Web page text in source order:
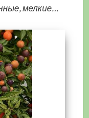
мелкие…